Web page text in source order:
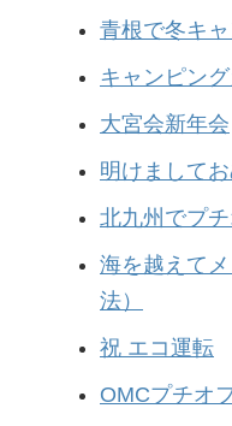
青根で冬キ
キャンピン
大宮会新年会
明けまして
北九州でプ
海を越えて
法）
祝 エコ運転
OMCプチオ